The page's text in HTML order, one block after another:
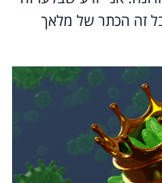
זה הכתר של מלאך